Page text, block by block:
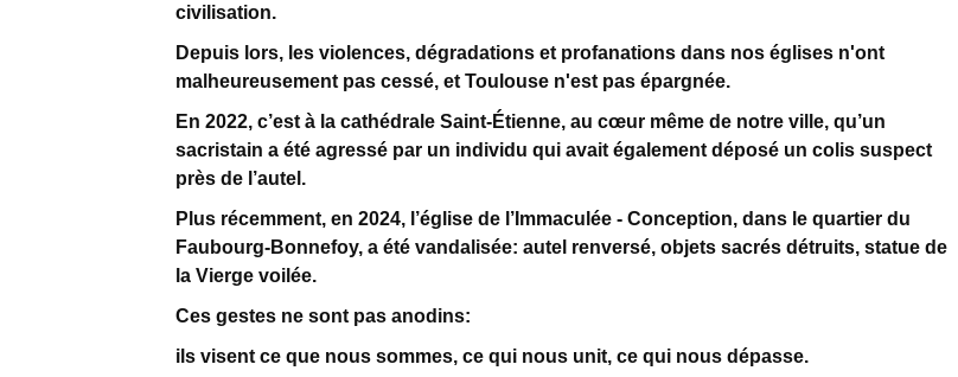
civilisation.
Depuis lors, les violences, dégradations et profanations dans nos églises n'ont
malheureusement pas cessé, et Toulouse n'est pas épargnée.
En 2022, c’est à la cathédrale Saint-Étienne, au cœur même de notre ville, qu’un
sacristain a été agressé par un individu qui avait également déposé un colis suspect
près de l’autel.
Plus récemment, en 2024, l’église de l’Immaculée - Conception, dans le quartier du
Faubourg-Bonnefoy, a été vandalisée: autel renversé, objets sacrés détruits, statue de
la Vierge voilée.
Ces gestes ne sont pas anodins:
ils visent ce que nous sommes, ce qui nous unit, ce qui nous dépasse.